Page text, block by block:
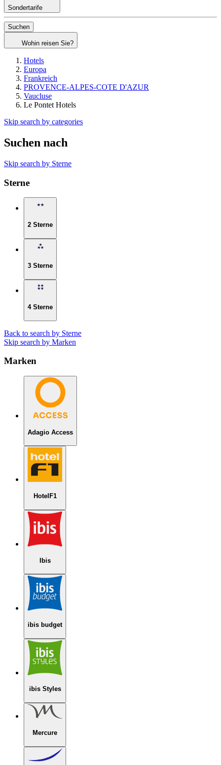
Sondertarife
Suchen
Wohin reisen Sie?
Hotels
Europa
Frankreich
PROVENCE-ALPES-COTE D'AZUR
Vaucluse
Le Pontet Hotels
Skip search by categories
Suchen nach
Skip search by Sterne
Sterne
2 Sterne
3 Sterne
4 Sterne
Back to search by Sterne
Skip search by Marken
Marken
Adagio Access
HotelF1
Ibis
ibis budget
ibis Styles
Mercure